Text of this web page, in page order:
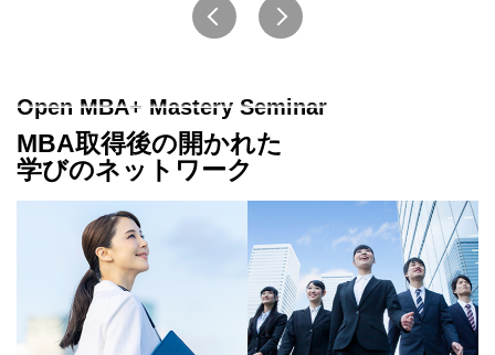
がよいインタビューにつながることは間違 […]
Open MBA+ Mastery Seminar
MBA取得後の開かれた
学びのネットワーク